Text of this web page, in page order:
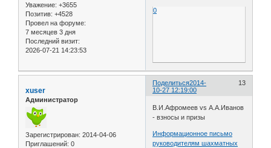
Уважение: +3655
Позитив: +4528
Провел на форуме:
7 месяцев 3 дня
Последний визит:
2026-07-21 14:23:53
0
Поделиться 13
2014-
10-27 12:19:00
xuser
Администратор
Зарегистрирован: 2014-04-06
Приглашений: 0
В.И.Афромеев vs А.А.Иванов
- взносы и призы
Информационное письмо
руководителям шахматных